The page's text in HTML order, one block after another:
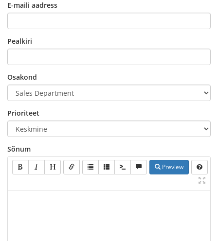
E-maili aadress
Pealkiri
Osakond
Prioriteet
Sõnum
Preview